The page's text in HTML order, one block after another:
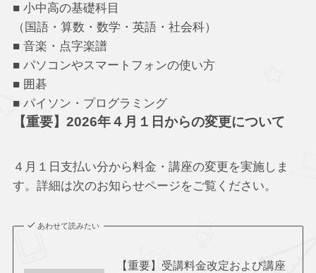
■ 小中高の基礎科目
（国語・算数・数学・英語・社会科）
■ 音楽・点字楽譜
■ パソコンやスマートフォンの使い方
■ 囲碁
■ パイソン・プログラミング
【重要】2026年４月１日からの変更について
４月１日支払い分から料金・講座の変更を実施しま
す。詳細は次のお知らせページをご覧ください。
あわせて読みたい
【重要】受講料金改定および講座